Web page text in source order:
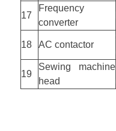
17
Frequency
converter
18 AC contactor
19
Sewing machine
head